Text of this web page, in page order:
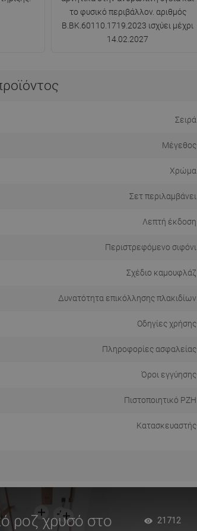
το φυσικό περιβάλλον. αριθμός
B.BK.60110.1719.2023 ισχύει μέχρι
14.02.2027
Σειρά
Μέγεθος
Χρώμα
Σετ περιλαμβάνει
Λεπτή έκδοση
Περιστρεφόμενο σιφόνι
Σχέδιο καμουφλάζ
Δυνατότητα επικόλλησης πλακιδίων
Οδηγίες χρήσης
Πληροφορίες ασφαλείας
Όροι εγγύησης
Πιστοποιητικό PZH
Κατασκευαστής
ροζ χρυσό στο 21712